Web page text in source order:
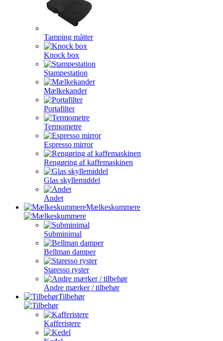
Tamping måtter
Knock box
Stampestation
Mælkekander
Portafilter
Termometre
Espresso mirror
Rengøring af kaffemaskinen
Glas skyllemiddel
Andet
Mælkeskummere
Subminimal
Bellman damper
Staresso ryster
Andre mærker / tilbehør
Tilbehør
Kafferistere